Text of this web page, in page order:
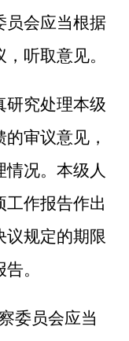
员会应当根据
听取意见。
究处理本级
审议意见，
情况。本级人
工作报告作出
议规定的期限
。
员会应当